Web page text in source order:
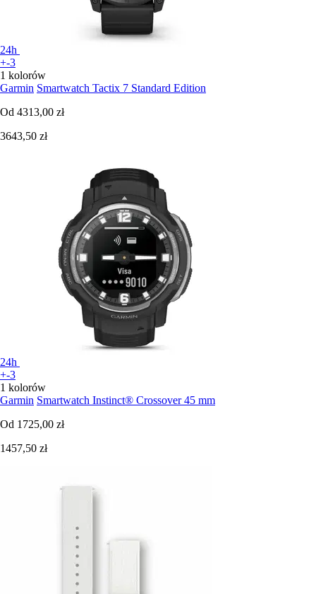
24h
+-3
1 kolorów
Garmin Smartwatch Tactix 7 Standard Edition
Od 4313,00 zł
3643,50 zł
24h
+-3
1 kolorów
Garmin Smartwatch Instinct® Crossover 45 mm
Od 1725,00 zł
1457,50 zł